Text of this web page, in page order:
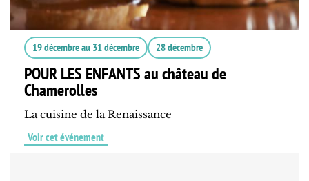
19 décembreau 31 décembre 28 décembre
POUR LES ENFANTS au château de
Chamerolles
La cuisine de la Renaissance
Voir cet événement